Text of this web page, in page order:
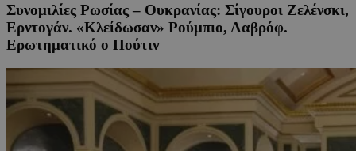
Συνομιλίες Ρωσίας – Ουκρανίας: Σίγουροι Ζελένσκι,
Ερντογάν. «Κλείδωσαν» Ρούμπιο, Λαβρόφ.
Ερωτηματικό ο Πούτιν